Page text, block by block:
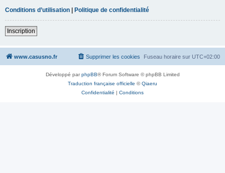
Conditions d’utilisation | Politique de confidentialité
Inscription
www.casusno.fr Fuseau horaire sur UTC+02:00
Supprimer les cookies
Développé parphpBB® Forum Software © phpBB Limited
Traduction française officielle ©Qiaeru
Confidentialité | Conditions